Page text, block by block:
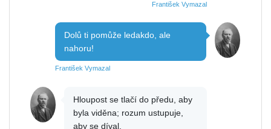
František Vymazal
Dolů ti pomůže ledakdo, ale
nahoru!
František Vymazal
Hloupost se tlačí do předu, aby
byla viděna; rozum ustupuje,
aby se díval.